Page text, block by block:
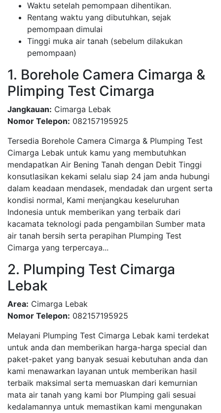
Waktu setelah pemompaan dihentikan.
Rentang waktu yang dibutuhkan, sejak
pemompaan dimulai
Tinggi muka air tanah (sebelum dilakukan
pemompaan)
1. Borehole Camera Cimarga &
Plimping Test Cimarga
Jangkauan: Cimarga Lebak
Nomor Telepon: 082157195925
Tersedia Borehole Camera Cimarga & Plumping Test
Cimarga Lebak untuk kamu yang membutuhkan
mendapatkan Air Bening Tanah dengan Debit Tinggi
konsutlasikan kekami selalu siap 24 jam anda hubungi
dalam keadaan mendasek, mendadak dan urgent serta
kondisi normal, Kami menjangkau keseluruhan
Indonesia untuk memberikan yang terbaik dari
kacamata teknologi pada pengambilan Sumber mata
air tanah bersih serta perapihan Plumping Test
Cimarga yang terpercaya...
2. Plumping Test Cimarga
Lebak
Area: Cimarga Lebak
Nomor Telepon: 082157195925
Melayani Plumping Test Cimarga Lebak kami terdekat
untuk anda dan memberikan harga-harga special dan
paket-paket yang banyak sesuai kebutuhan anda dan
kami menawarkan layanan untuk memberikan hasil
terbaik maksimal serta memuaskan dari kemurnian
mata air tanah yang kami bor Plumping gali sesuai
kedalamannya untuk memastikan kami mengunakan